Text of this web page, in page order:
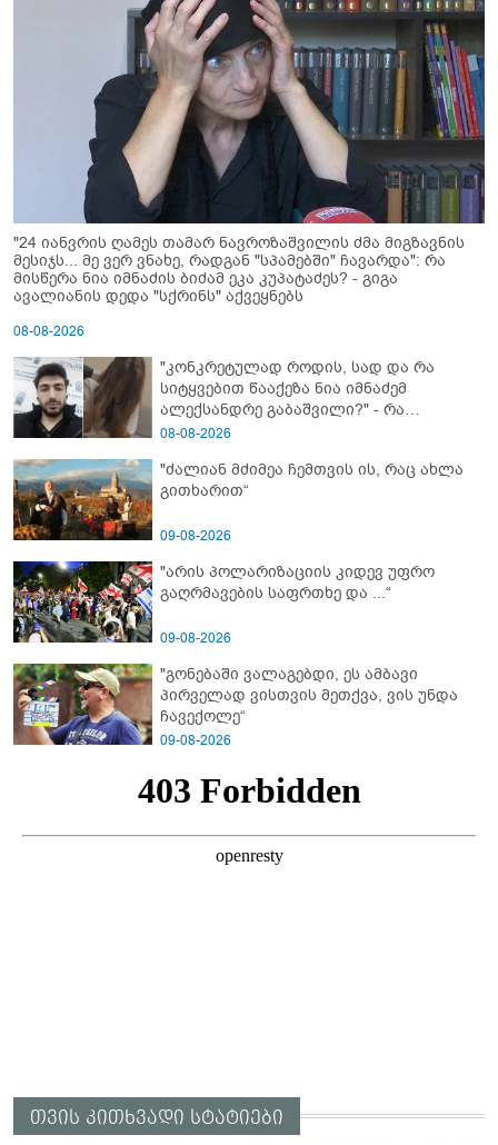
"24 იანვრის ღამეს თამარ ნავროზაშვილის ძმა მიგზავნის
მესიჯს... მე ვერ ვნახე, რადგან "სპამებში" ჩავარდა": რა
მისწერა ნია იმნაძის ბიძამ ეკა კუპატაძეს? - გიგა
ავალიანის დედა "სქრინს" აქვეყნებს
08-08-2026
"კონკრეტულად როდის, სად და რა
სიტყვებით წააქეზა ნია იმნაძემ
ალექსანდრე გაბაშვილი?" - რა
მიმართვას ავრცელებს ნია იმნაძის
08-08-2026
"ძალიან მძიმეა ჩემთვის ის, რაც ახლა
გითხარით“
09-08-2026
"არის პოლარიზაციის კიდევ უფრო
გაღრმავების საფრთხე და ...“
09-08-2026
"გონებაში ვალაგებდი, ეს ამბავი
პირველად ვისთვის მეთქვა, ვის უნდა
ჩავექოლე“
09-08-2026
თვის კითხვადი სტატიები